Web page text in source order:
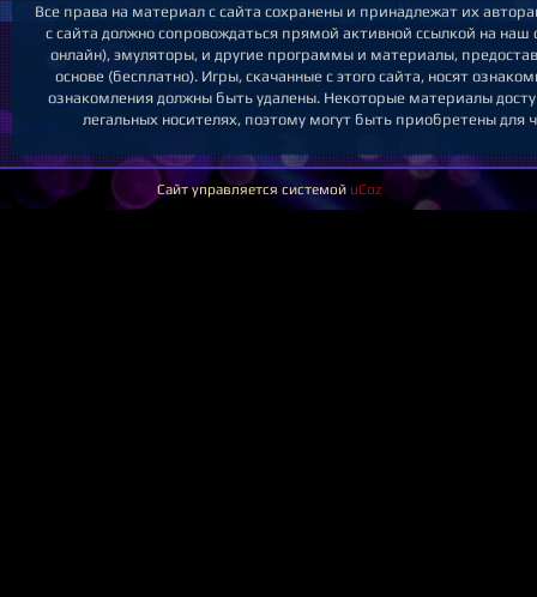
Все права на материал с сайта сохранены и принадлежат их
с сайта должно сопровождаться прямой активной ссылкой на наш
онлайн), эмуляторы, и другие программы и материалы,
основе (бесплатно). Игры, скачанные с этого сайта, носят
ознакомления должны быть удалены. Некоторые материалы
легальных носителях, поэтому могут быть приобретены для
Сайт управляется системой uCoz